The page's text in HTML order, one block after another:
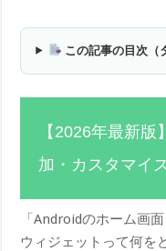
この記事の目次（
【2026年最新
加・カスタマイ
「Androidのホーム画
ウィジェットって何を